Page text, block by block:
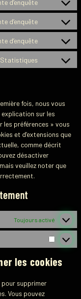
d’enquête
d’enquête
d’enquête
Statistiques
fois, nous vous
sur les
les préférences » vous
et d’extensions que
comme décrit
désactiver
veuillez noter que
Toujours activé
les cookies
supprimer
Vous pouvez